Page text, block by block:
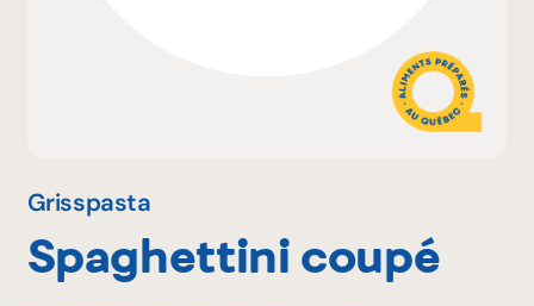
Grisspasta
Spaghettini coupé